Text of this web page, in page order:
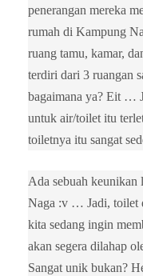
penerangan mereka
rumah di Kampung
ruang tamu, kamar,
terdiri dari 3 ruangan
bagaimana ya? Eit …
untuk air/toilet itu
toiletnya itu sangat
Ada sebuah
Naga :v … Jadi, toilet
kita sedang ingin
akan segera dilahap
Sangat unik bukan?